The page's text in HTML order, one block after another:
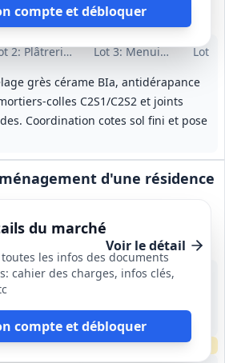
compte et débloquer
- Maçonnerie
2: Plâtrerie - Isolation - Faux plafonds
Lot3: MenuiseriesLot
grès cérame BIa, antidérapance
C2S1/C2S2 et joints
Coordination cotes sol fini et pose
Clause sociale Visite
du marché
les infos des documents
cahier des charges, infos clés,
compte et débloquer
d'une résidence
Voir le détail
(34)
Clause sociale Échantillonsrequis